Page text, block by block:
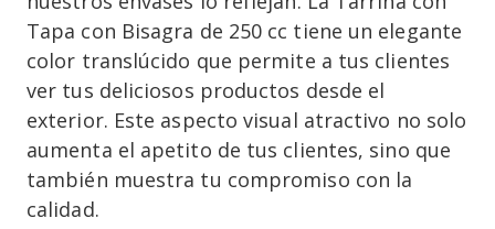
Tapa con Bisagra de 250 cc tiene un elegante
color translúcido que permite a tus clientes
ver tus deliciosos productos desde el
exterior. Este aspecto visual atractivo no solo
aumenta el apetito de tus clientes, sino que
también muestra tu compromiso con la
calidad.